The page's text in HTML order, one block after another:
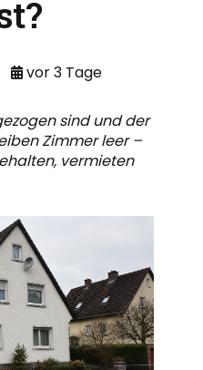
sind und der
Zimmer leer –
vermieten